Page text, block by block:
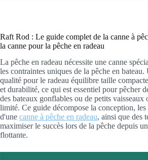
Raft Rod : Le guide complet de la canne à
la canne pour la pêche en radeau
La pêche en radeau nécessite une canne
les contraintes uniques de la pêche en bateau.
qualité pour le radeau équilibre taille
et durabilité, ce qui est essentiel pour pêcher
des bateaux gonflables ou de petits vaisseaux
limité. Ce guide décompose la conception,
d'une canne à pêche en radeau, ainsi que des
maximiser le succès lors de la pêche depuis
flottante.